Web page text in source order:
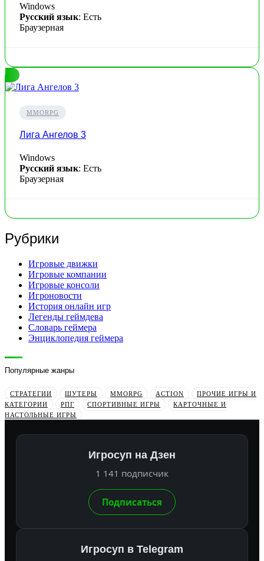
Windows
Русский язык: Есть
Браузерная
MMORPG
Лига Ангелов 3
Windows
Русский язык: Есть
Браузерная
Рубрики
Игровые движки
Игровые компании
Игровые консоли
Игроновости
История онлайн игр
Легенды геймдева
Словарь геймера
Энциклопедия геймера
Популярные жанры
СТРАТЕГИИ ШУТЕРЫ MMORPG ACTION
ПРОЧИЕ ИГРЫ И
КАТЕГОРИИ
РПГ СПОРТИВНЫЕ ИГРЫ
КАРТОЧНЫЕ И
НАСТОЛЬНЫЕ ИГРЫ
Игросуп на Дзен
1 141 подписчик
Подписаться
Игросуп в Telegram